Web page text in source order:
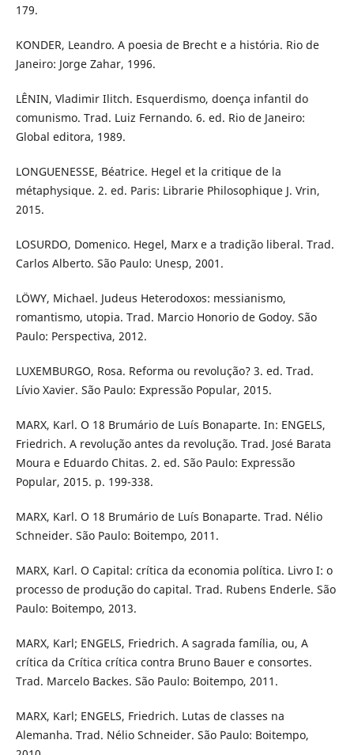
179.
KONDER, Leandro. A poesia de Brecht e a história. Rio de
Janeiro: Jorge Zahar, 1996.
LÊNIN, Vladimir Ilitch. Esquerdismo, doença infantil do
comunismo. Trad. Luiz Fernando. 6. ed. Rio de Janeiro:
Global editora, 1989.
LONGUENESSE, Béatrice. Hegel et la critique de la
métaphysique. 2. ed. Paris: Librarie Philosophique J. Vrin,
2015.
LOSURDO, Domenico. Hegel, Marx e a tradição liberal. Trad.
Carlos Alberto. São Paulo: Unesp, 2001.
LÖWY, Michael. Judeus Heterodoxos: messianismo,
romantismo, utopia. Trad. Marcio Honorio de Godoy. São
Paulo: Perspectiva, 2012.
LUXEMBURGO, Rosa. Reforma ou revolução? 3. ed. Trad.
Lívio Xavier. São Paulo: Expressão Popular, 2015.
MARX, Karl. O 18 Brumário de Luís Bonaparte. In: ENGELS,
Friedrich. A revolução antes da revolução. Trad. José Barata
Moura e Eduardo Chitas. 2. ed. São Paulo: Expressão
Popular, 2015. p. 199-338.
MARX, Karl. O 18 Brumário de Luís Bonaparte. Trad. Nélio
Schneider. São Paulo: Boitempo, 2011.
MARX, Karl. O Capital: crítica da economia política. Livro I: o
processo de produção do capital. Trad. Rubens Enderle. São
Paulo: Boitempo, 2013.
MARX, Karl; ENGELS, Friedrich. A sagrada família, ou, A
crítica da Crítica crítica contra Bruno Bauer e consortes.
Trad. Marcelo Backes. São Paulo: Boitempo, 2011.
MARX, Karl; ENGELS, Friedrich. Lutas de classes na
Alemanha. Trad. Nélio Schneider. São Paulo: Boitempo,